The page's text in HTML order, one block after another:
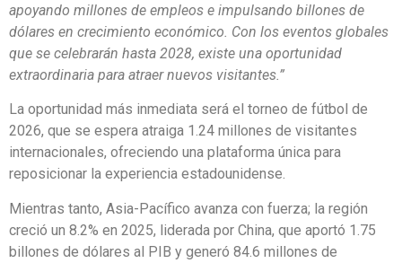
apoyando millones de empleos e impulsando billones de
dólares en crecimiento económico. Con los eventos globales
que se celebrarán hasta 2028, existe una oportunidad
extraordinaria para atraer nuevos visitantes.”
La oportunidad más inmediata será el torneo de fútbol de
2026, que se espera atraiga 1.24 millones de visitantes
internacionales, ofreciendo una plataforma única para
reposicionar la experiencia estadounidense.
Mientras tanto, Asia-Pacífico avanza con fuerza; la región
creció un 8.2% en 2025, liderada por China, que aportó 1.75
billones de dólares al PIB y generó 84.6 millones de